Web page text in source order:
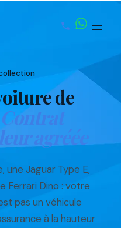
de
Contrat
agréée
une Jaguar Type E,
Ferrari Dino : votre
pas un véhicule
à la hauteur